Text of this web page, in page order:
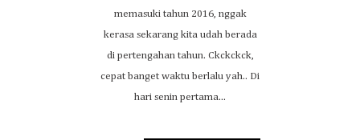
memasuki tahun 2016, nggak
kerasa sekarang kita udah berada
di pertengahan tahun. Ckckckck,
cepat banget waktu berlalu yah.. Di
hari senin pertama...